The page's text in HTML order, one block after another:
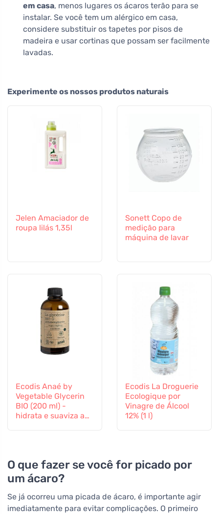
em casa, menos lugares os ácaros terão para se
instalar. Se você tem um alérgico em casa,
considere substituir os tapetes por pisos de
madeira e usar cortinas que possam ser facilmente
lavadas.
Experimente os nossos produtos naturais
Jelen Amaciador de
roupa lilás 1,35l
Sonett Copo de
medição para
máquina de lavar
Ecodis Anaé by
Vegetable Glycerin
BIO (200 ml) -
hidrata e suaviza a
Ecodis La Droguerie
Ecologique por
Vinagre de Álcool
12% (1 l)
O que fazer se você for picado por
um ácaro?
Se já ocorreu uma picada de ácaro, é importante agir
imediatamente para evitar complicações. O primeiro